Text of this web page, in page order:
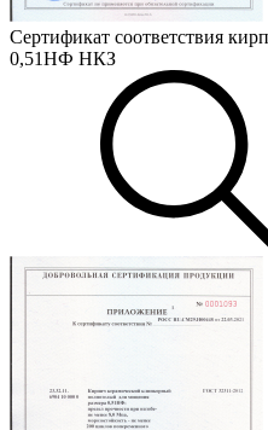
Сертификат соответствия
0,51НФ НКЗ